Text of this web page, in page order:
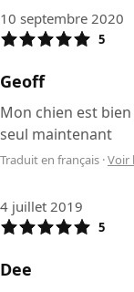
10 septembre 2020
5
Geoff
Mon chien est
seul maintenant
Traduit en français ·Voir
4 juillet 2019
5
Dee